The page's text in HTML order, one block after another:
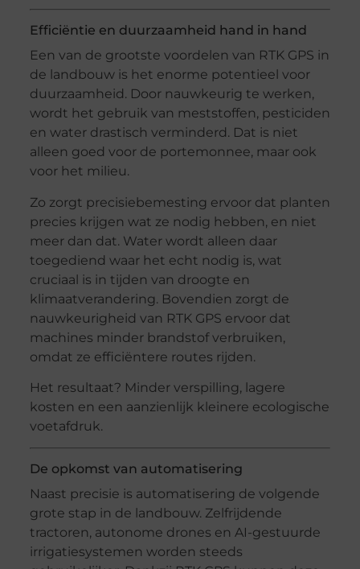
Efficiëntie en duurzaamheid hand in hand
Een van de grootste voordelen van RTK GPS in
de landbouw is het enorme potentieel voor
duurzaamheid. Door nauwkeurig te werken,
wordt het gebruik van meststoffen, pesticiden
en water drastisch verminderd. Dat is niet
alleen goed voor de portemonnee, maar ook
voor het milieu.
Zo zorgt precisiebemesting ervoor dat planten
precies krijgen wat ze nodig hebben, en niet
meer dan dat. Water wordt alleen daar
toegediend waar het echt nodig is, wat
cruciaal is in tijden van droogte en
klimaatverandering. Bovendien zorgt de
nauwkeurigheid van RTK GPS ervoor dat
machines minder brandstof verbruiken,
omdat ze efficiëntere routes rijden.
Het resultaat? Minder verspilling, lagere
kosten en een aanzienlijk kleinere ecologische
voetafdruk.
De opkomst van automatisering
Naast precisie is automatisering de volgende
grote stap in de landbouw. Zelfrijdende
tractoren, autonome drones en AI-gestuurde
irrigatiesystemen worden steeds